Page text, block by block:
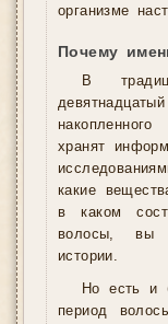
организме
Почему
В
хранят
какие
в каком
волосы, вы
истории.
Но есть и
период